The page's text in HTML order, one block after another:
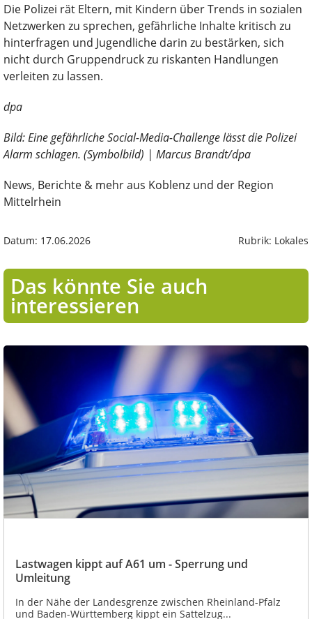
Die Polizei rät Eltern, mit Kindern über Trends in sozialen
Netzwerken zu sprechen, gefährliche Inhalte kritisch zu
hinterfragen und Jugendliche darin zu bestärken, sich
nicht durch Gruppendruck zu riskanten Handlungen
verleiten zu lassen.
dpa
Bild: Eine gefährliche Social-Media-Challenge lässt die Polizei
Alarm schlagen. (Symbolbild) | Marcus Brandt/dpa
News, Berichte & mehr aus Koblenz und der Region
Mittelrhein
Datum: 17.06.2026 Rubrik: Lokales
Das könnte Sie auch
interessieren
Lastwagen kippt auf A61 um - Sperrung und
Umleitung
In der Nähe der Landesgrenze zwischen Rheinland-Pfalz
und Baden-Württemberg kippt ein Sattelzug...